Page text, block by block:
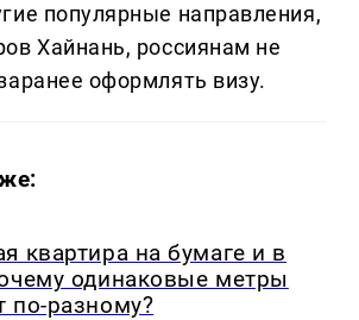
популярные направления,
Хайнань, россиянам не
оформлять визу.
квартира на бумаге и в
одинаковые метры
по-разному?